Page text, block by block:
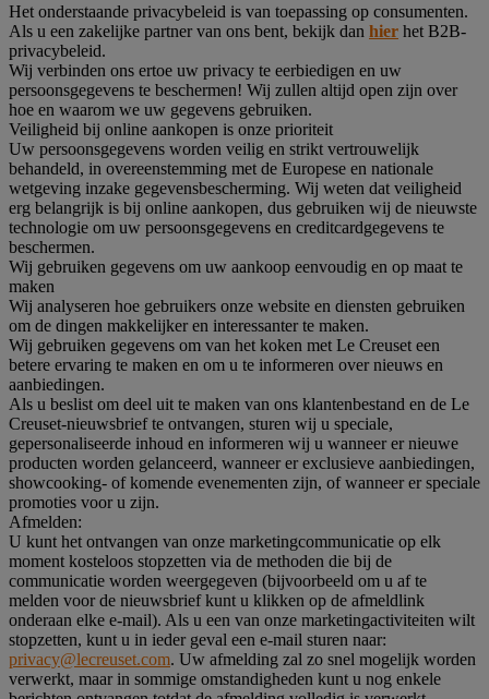
Het onderstaande privacybeleid is van toepassing op consumenten.
Als u een zakelijke partner van ons bent, bekijk dan hier het B2B-
privacybeleid.
Wij verbinden ons ertoe uw privacy te eerbiedigen en uw
persoonsgegevens te beschermen! Wij zullen altijd open zijn over
hoe en waarom we uw gegevens gebruiken.
Veiligheid bij online aankopen is onze prioriteit
Uw persoonsgegevens worden veilig en strikt vertrouwelijk
behandeld, in overeenstemming met de Europese en nationale
wetgeving inzake gegevensbescherming. Wij weten dat veiligheid
erg belangrijk is bij online aankopen, dus gebruiken wij de nieuwste
technologie om uw persoonsgegevens en creditcardgegevens te
beschermen.
Wij gebruiken gegevens om uw aankoop eenvoudig en op maat te
maken
Wij analyseren hoe gebruikers onze website en diensten gebruiken
om de dingen makkelijker en interessanter te maken.
Wij gebruiken gegevens om van het koken met Le Creuset een
betere ervaring te maken en om u te informeren over nieuws en
aanbiedingen.
Als u beslist om deel uit te maken van ons klantenbestand en de Le
Creuset-nieuwsbrief te ontvangen, sturen wij u speciale,
gepersonaliseerde inhoud en informeren wij u wanneer er nieuwe
producten worden gelanceerd, wanneer er exclusieve aanbiedingen,
showcooking- of komende evenementen zijn, of wanneer er speciale
promoties voor u zijn.
Afmelden:
U kunt het ontvangen van onze marketingcommunicatie op elk
moment kosteloos stopzetten via de methoden die bij de
communicatie worden weergegeven (bijvoorbeeld om u af te
melden voor de nieuwsbrief kunt u klikken op de afmeldlink
onderaan elke e-mail). Als u een van onze marketingactiviteiten wilt
stopzetten, kunt u in ieder geval een e-mail sturen naar:
privacy@lecreuset.com. Uw afmelding zal zo snel mogelijk worden
verwerkt, maar in sommige omstandigheden kunt u nog enkele